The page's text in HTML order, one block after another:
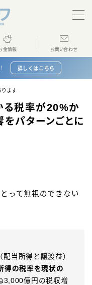
金情報 お問い合わせ
詳しくはこちら
ります
る税率が20%か
パターンごとに
って無視のできない
当所得と譲渡益）
得の税率を現状の
3,000億円の税収増